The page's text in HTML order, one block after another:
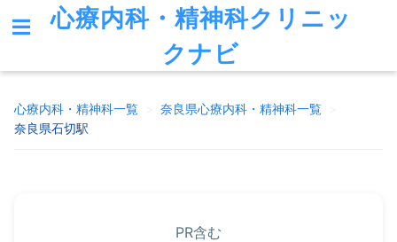
心療内科・精神科クリニッ
クナビ
心療内科・精神科一覧 奈良県心療内科・精神科一覧
奈良県石切駅
PR含む